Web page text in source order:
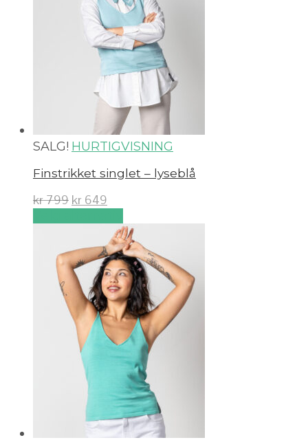
SALG! HURTIGVISNING
Finstrikket singlet – lyseblå
kr799 kr 649